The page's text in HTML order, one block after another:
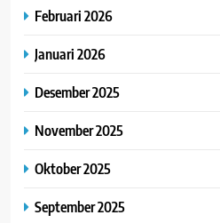
Februari 2026
Januari 2026
Desember 2025
November 2025
Oktober 2025
September 2025